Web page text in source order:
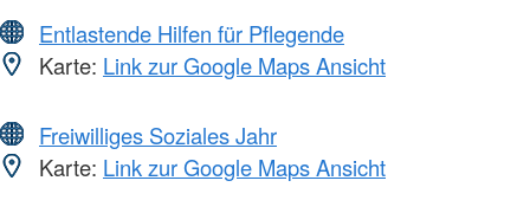
Entlastende Hilfen für Pflegende
Karte: Link zur Google Maps Ansicht
Freiwilliges Soziales Jahr
Karte: Link zur Google Maps Ansicht